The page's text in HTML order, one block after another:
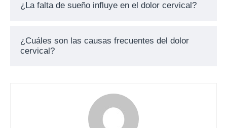
¿La falta de sueño influye en el dolor cervical?
¿Cuáles son las causas frecuentes del dolor
cervical?